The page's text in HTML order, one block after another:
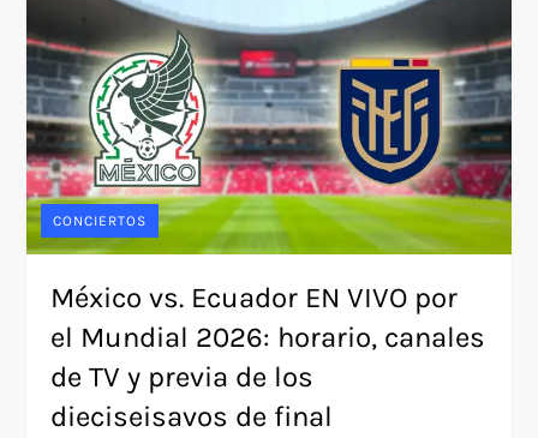
CONCIERTOS
México vs. Ecuador EN VIVO por
el Mundial 2026: horario, canales
de TV y previa de los
dieciseisavos de final